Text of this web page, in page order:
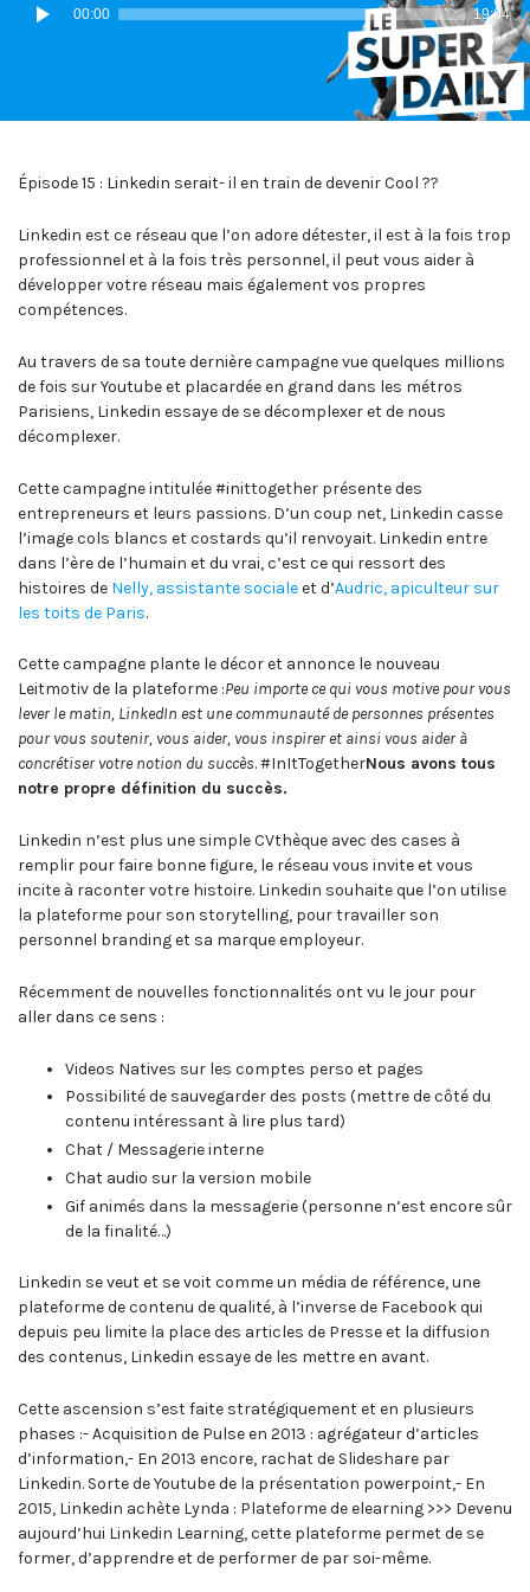
audio
00:00 19:04
Épisode 15 : Linkedin serait- il en train de devenir Cool ??
Linkedin est ce réseau que l’on adore détester, il est à la fois trop
professionnel et à la fois très personnel, il peut vous aider à
développer votre réseau mais également vos propres
compétences.
Au travers de sa toute dernière campagne vue quelques millions
de fois sur Youtube et placardée en grand dans les métros
Parisiens, Linkedin essaye de se décomplexer et de nous
décomplexer.
Cette campagne intitulée #inittogether présente des
entrepreneurs et leurs passions. D’un coup net, Linkedin casse
l’image cols blancs et costards qu’il renvoyait. Linkedin entre
dans l’ère de l’humain et du vrai, c’est ce qui ressort des
histoires de Nelly, assistante socialeet d’Audric, apiculteur sur
les toits de Paris.
Cette campagne plante le décor et annonce le nouveau
Leitmotiv de la plateforme :Peu importe ce qui vous motive pour vous
lever le matin, LinkedIn est une communauté de personnes présentes
pour vous soutenir, vous aider, vous inspirer et ainsi vous aider à
concrétiser votre notion du succès. #InItTogetherNous avons tous
notre propre définition du succès.
Linkedin n’est plus une simple CVthèque avec des cases à
remplir pour faire bonne figure, le réseau vous invite et vous
incite à raconter votre histoire. Linkedin souhaite que l’on utilise
la plateforme pour son storytelling, pour travailler son
personnel branding et sa marque employeur.
Récemment de nouvelles fonctionnalités ont vu le jour pour
aller dans ce sens :
Videos Natives sur les comptes perso et pages
Possibilité de sauvegarder des posts (mettre de côté du
contenu intéressant à lire plus tard)
Chat / Messagerie interne
Chat audio sur la version mobile
Gif animés dans la messagerie (personne n’est encore sûr
de la finalité…)
Linkedin se veut et se voit comme un média de référence, une
plateforme de contenu de qualité, à l’inverse de Facebook qui
depuis peu limite la place des articles de Presse et la diffusion
des contenus, Linkedin essaye de les mettre en avant.
Cette ascension s’est faite stratégiquement et en plusieurs
phases :- Acquisition de Pulse en 2013 : agrégateur d’articles
d’information,- En 2013 encore, rachat de Slideshare par
Linkedin. Sorte de Youtube de la présentation powerpoint,- En
2015, Linkedin achète Lynda : Plateforme de elearning >>> Devenu
aujourd’hui Linkedin Learning, cette plateforme permet de se
former, d’apprendre et de performer de par soi-même.